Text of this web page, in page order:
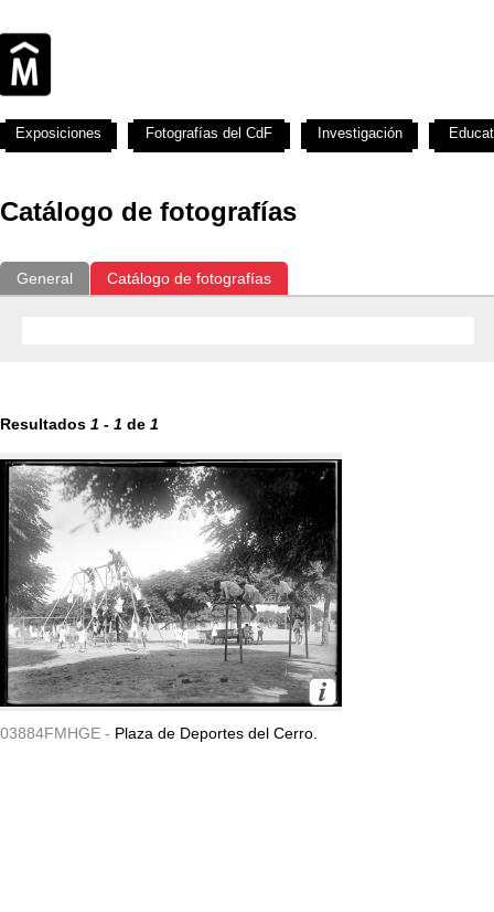
Catálogo de fotografías
General Catálogo de fotografías
Resultados 1 - 1 de 1
03884FMHGE - Plaza de Deportes del Cerro.
Exposiciones Fotografías del CdF Investigación